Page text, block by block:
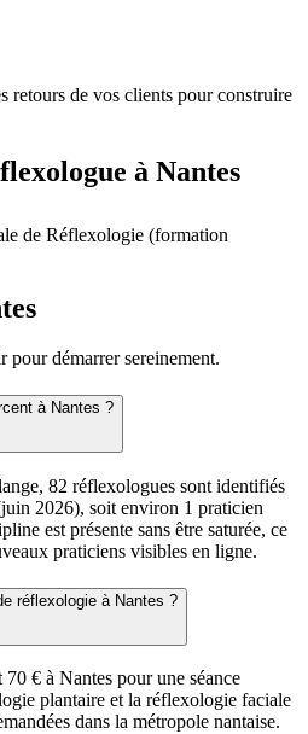
retours de vos clients pour construire
à Nantes
de Réflexologie (formation
pour démarrer sereinement.
à Nantes ?
82 réflexologues sont identifiés
2026), soit environ 1 praticien
est présente sans être saturée, ce
praticiens visibles en ligne.
réflexologie à Nantes ?
€ à Nantes pour une séance
plantaire et la réflexologie faciale
dans la métropole nantaise.